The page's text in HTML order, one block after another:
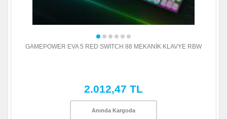
GAMEPOWER EVA 5 RED SWITCH 88 MEKANİK KLAVYE RBW
2.012,47 TL
Anında Kargoda